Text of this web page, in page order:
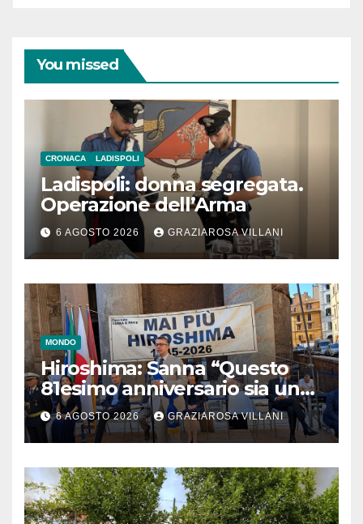
You missed
CRONACA LADISPOLI
Ladispoli: donna segregata.
Operazione dell’Arma
6 AGOSTO 2026 GRAZIAROSA VILLANI
MONDO
Hiroshima: Sanna “Questo
81esimo anniversario sia un
monito per tutti”
6 AGOSTO 2026 GRAZIAROSA VILLANI